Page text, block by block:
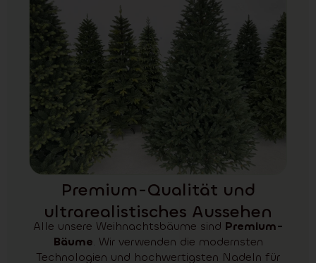
Premium-Qualität und
ultrarealistisches Aussehen
Alle unsere Weihnachtsbäume sind Premium-
Bäume. Wir verwenden die modernsten
Technologien und hochwertigsten Nadeln für